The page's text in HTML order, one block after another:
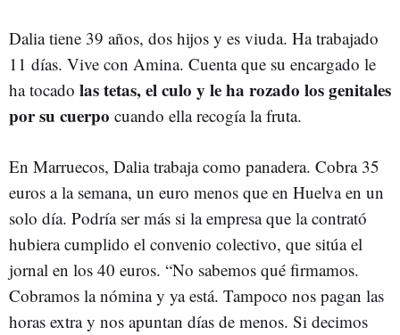
Dalia tiene 39 años, dos hijos y es viuda. Ha trabajado
11 días. Vive con Amina. Cuenta que su encargado le
ha tocado las tetas, el culo y le ha rozado los genitales
por su cuerpo cuando ella recogía la fruta.
En Marruecos, Dalia trabaja como panadera. Cobra 35
euros a la semana, un euro menos que en Huelva en un
solo día. Podría ser más si la empresa que la contrató
hubiera cumplido el convenio colectivo, que sitúa el
jornal en los 40 euros. “No sabemos qué firmamos.
Cobramos la nómina y ya está. Tampoco nos pagan las
horas extra y nos apuntan días de menos. Si decimos